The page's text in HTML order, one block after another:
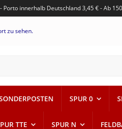
innerhalb Deutschland 3,45 € - Ab
zu sehen.
SPUR 0
TTE SPUR N